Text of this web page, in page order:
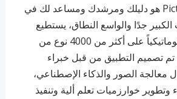
تطبيق Picture Insect هو دليلك ومرشدك ومساعد لك في
جدًا والواسع النطاق، يستطيع
التطبيق التعرف أوتوماتيكياً على أكثر من 4000 نوع من
تصميم التطبيق من قبل خبراء
الصور والذكاء الإصطناعي،
خوارزميات تعلم ألية وتنفيذ